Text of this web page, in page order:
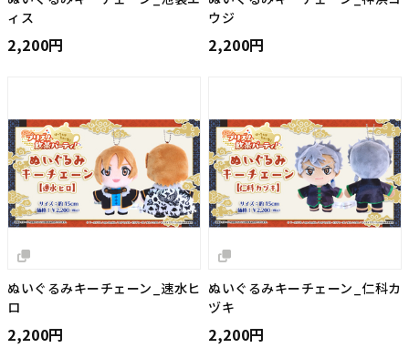
ィス
2,200円
ウジ
2,200円
ぬいぐるみキーチェーン_速水ヒ
ロ
2,200円
ぬいぐるみキーチェーン_仁科カ
ヅキ
2,200円